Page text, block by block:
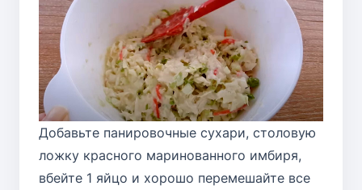
Добавьте панировочные сухари, столовую
ложку красного маринованного имбиря,
вбейте 1 яйцо и хорошо перемешайте все